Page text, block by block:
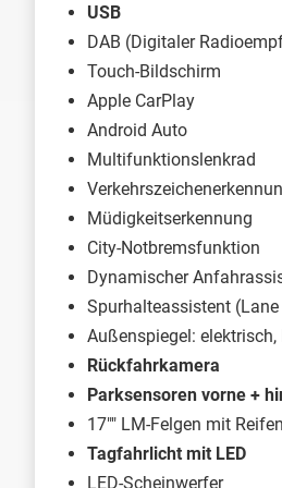
USB
DAB (Digitaler
Touch-Bildschirm
Apple CarPlay
Android Auto
Multifunktionslenkrad
Müdigkeitserkennung
City-Notbremsfunktion
Dynamischer
Spurhalteassistent
Außenspiegel:
Rückfahrkamera
Parksensoren vorne +
17"" LM-Felgen mit
Tagfahrlicht mit LED
LED-Scheinwerfer